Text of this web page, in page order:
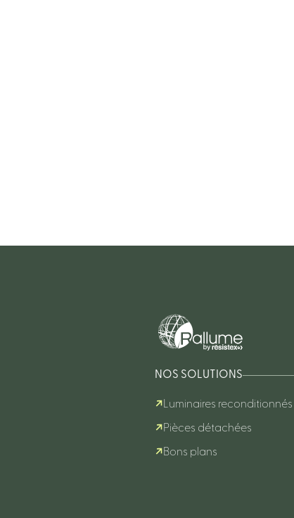
NOS SOLUTIONS
Luminaires reconditionnés
Pièces détachées
Bons plans